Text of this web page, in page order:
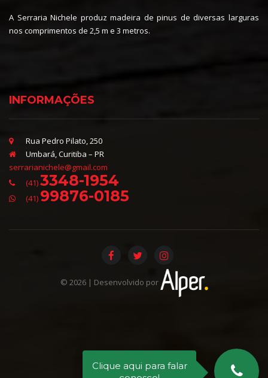
Clique aqui para falar
A Serraria Nichele produz madeira de pinus de diversas larguras
nos comprimentos de 2,5 m e 3 metros.
INFORMAÇÕES
Rua Pedro Pilato, 250
Umbará, Curitiba – PR
serrarianichele@gmail.com
(41)3348-1954
(41) 99876-0185
© 2026| Desenvolvido por